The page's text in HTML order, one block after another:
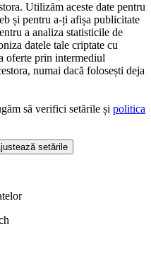
Utilizăm aceste date pentru
și pentru a-ți afișa publicitate
a analiza statisticile de
datele tale criptate cu
oferte prin intermediul
numai dacă folosești deja
să verifici setările și politica
setările